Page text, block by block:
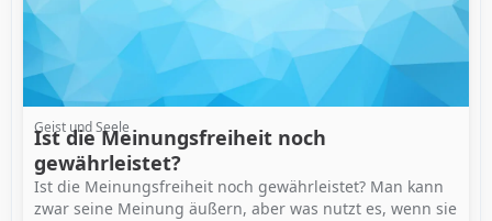
Geist und Seele
Ist die Meinungsfreiheit noch
gewährleistet?
Ist die Meinungsfreiheit noch gewährleistet? Man kann
zwar seine Meinung äußern, aber was nutzt es, wenn sie